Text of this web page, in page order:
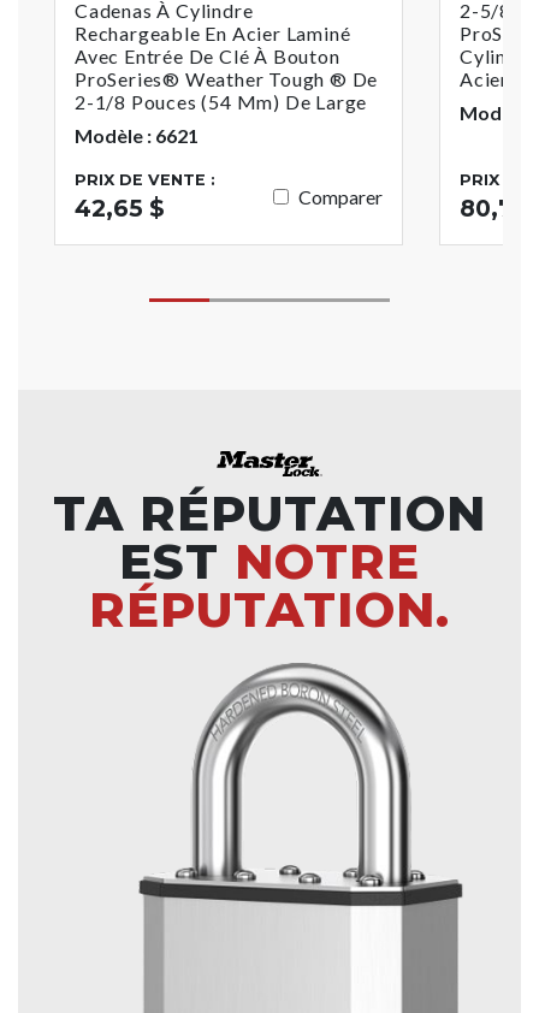
Cadenas À Cylindre
Rechargeable En Acier Laminé
Avec Entrée De Clé À Bouton
ProSeries® Weather Tough ® De
2-1/8 Pouces (54 Mm) De Large
Modèle : 6621
PRIX DE VENTE :
42,65 $ Comparer
2-5/8
Acier
Modèle
PRIX DE
80,79
TA RÉPUTATION
EST NOTRE
RÉPUTATION.